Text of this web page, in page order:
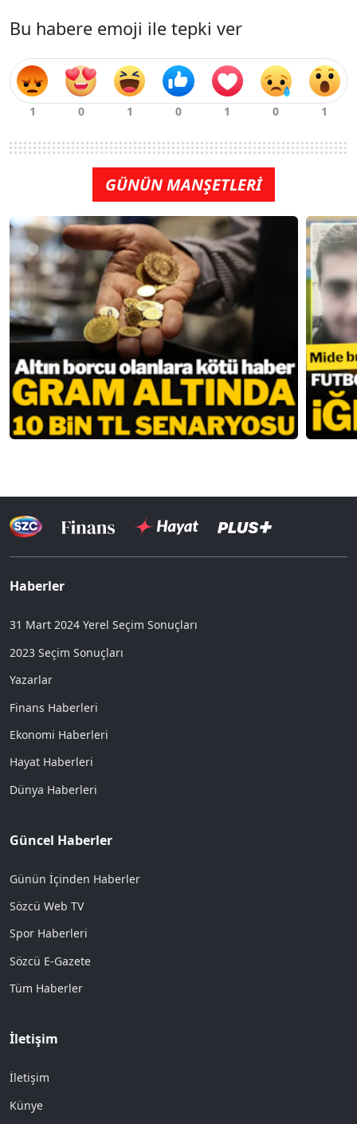
Bu habere emoji ile tepki ver
GÜNÜN MANŞETLERİ
Haberler
31 Mart 2024 Yerel Seçim Sonuçları
2023 Seçim Sonuçları
Yazarlar
Finans Haberleri
Ekonomi Haberleri
Hayat Haberleri
Dünya Haberleri
Güncel Haberler
Günün İçinden Haberler
Sözcü Web TV
Spor Haberleri
Sözcü E-Gazete
Tüm Haberler
İletişim
İletişim
Künye